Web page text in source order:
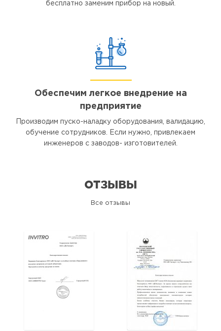
бесплатно заменим прибор на новый.
Обеспечим легкое внедрение на
предприятие
Производим пуско-наладку оборудования, валидацию,
обучение сотрудников. Если нужно, привлекаем
инженеров с заводов- изготовителей.
ОТЗЫВЫ
Все отзывы